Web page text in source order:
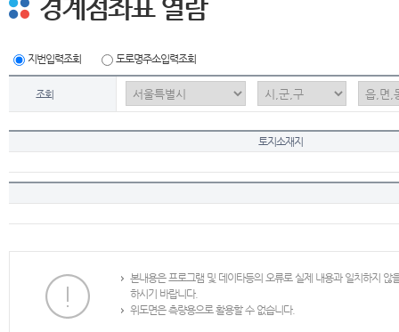
경계점좌표 열람
지번입력조회 도로명주소입력조회
조회
토지소재지
본내용은 프로그램 및 데이타등의 오류로 실제 내용과 일치하지
하시기 바랍니다.
위도면은 측량용으로 활용할 수 없습니다.